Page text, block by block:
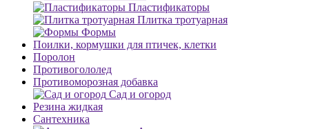
Пластификаторы
Плитка тротуарная
Формы
Поилки, кормушки для птичек, клетки
Поролон
Противогололед
Противоморозная добавка
Сад и огород
Резина жидкая
Сантехника